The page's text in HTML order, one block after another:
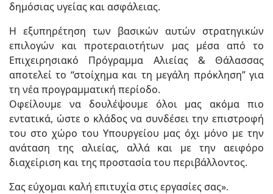
δημόσιας υγείας και ασφάλειας.
Η εξυπηρέτηση των βασικών αυτών στρατηγικών
επιλογών και προτεραιοτήτων μας μέσα από το
Επιχειρησιακό Πρόγραμμα Αλιείας & Θάλασσας
αποτελεί το “στοίχημα και τη μεγάλη πρόκληση” για
τη νέα προγραμματική περίοδο.
Οφείλουμε να δουλέψουμε όλοι μας ακόμα πιο
εντατικά, ώστε ο κλάδος να συνδέσει την επιστροφή
του στο χώρο του Υπουργείου μας όχι μόνο με την
ανάταση της αλιείας, αλλά και με την αειφόρο
διαχείριση και της προστασία του περιβάλλοντος.
Σας εύχομαι καλή επιτυχία στις εργασίες σας».